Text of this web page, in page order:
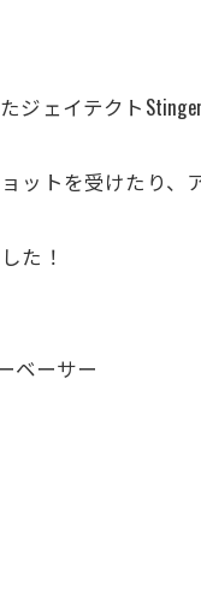
ジェイテクト
ットを受けたり
た！
ベーサー